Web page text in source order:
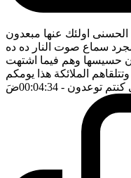
اولئك عنها مبعدون
سماع صوت النار ده ده
حسيسها وهم فيما اشتهت
الملائكة هذا يومكم
كنتم توعدون - 00:04:34 ضَ